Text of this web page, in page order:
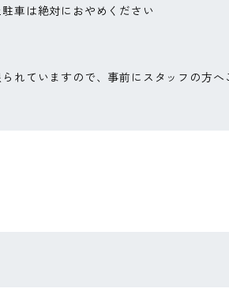
車は絶対におやめください
れていますので、事前にスタッフの方へ